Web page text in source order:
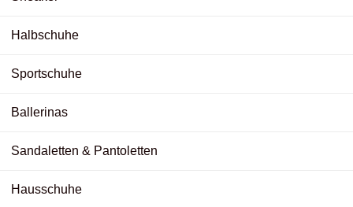
Halbschuhe
Sportschuhe
Ballerinas
Sandaletten & Pantoletten
Hausschuhe